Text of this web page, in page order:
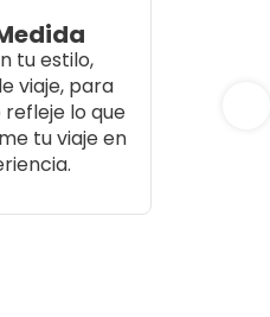
tu estilo,
viaje, para
lo que
tu viaje en